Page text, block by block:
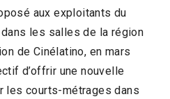
aux exploitants du
les salles de la région
de Cinélatino, en mars
d’offrir une nouvelle
les courts-métrages dans